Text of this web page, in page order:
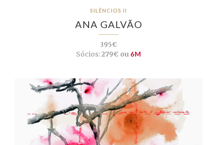
SILÊNCIOS II
ANA GALVÃO
395€
Sócios:279€ ou 6M